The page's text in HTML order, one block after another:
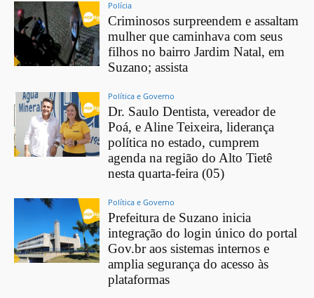
Polícia
Criminosos surpreendem e assaltam
mulher que caminhava com seus
filhos no bairro Jardim Natal, em
Suzano; assista
Política e Governo
Dr. Saulo Dentista, vereador de
Poá, e Aline Teixeira, liderança
política no estado, cumprem
agenda na região do Alto Tietê
nesta quarta-feira (05)
Política e Governo
Prefeitura de Suzano inicia
integração do login único do portal
Gov.br aos sistemas internos e
amplia segurança do acesso às
plataformas